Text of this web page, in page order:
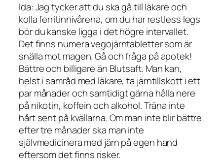
Ida: Jag tycker att du ska gå till läkare och
kolla ferritinnivårena, om du har restless legs
bör du kanske ligga i det högre intervallet.
Det finns numera vegojärntabletter som är
snälla mot magen. Gå och fråga på apotek!
Bättre och billigare än Blutsaft. Man kan,
helst i samråd med läkare, ta järntillskott i ett
par månader och samtidigt gärna hålla nere
på nikotin, koffein och alkohol. Träna inte
hårt sent på kvällarna. Om man inte blir bättre
efter tre månader ska man inte
självmedicinera med järn på egen hand
eftersom det finns risker.